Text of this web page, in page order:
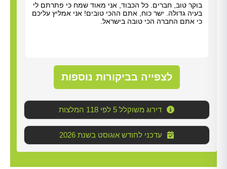
בוקר טוב, חברים. כל הכבוד, אני מאוד שמח כי פתרתם לי
בעיה גדולה. ישר כוח, אתם ההכי טובים! אני אמליץ עליכם
כי אתם החברה הכי טובה בישראל.
לצפייה בביקורות נוספות
דירוג משוקלל 5 לפי 118 המלצות
2026 עדכני לחודש אוגוסט בשנת